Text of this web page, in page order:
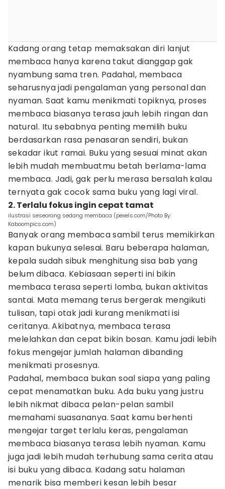
Kadang orang tetap memaksakan diri lanjut
membaca hanya karena takut dianggap gak
nyambung sama tren. Padahal, membaca
seharusnya jadi pengalaman yang personal dan
nyaman. Saat kamu menikmati topiknya, proses
membaca biasanya terasa jauh lebih ringan dan
natural. Itu sebabnya penting memilih buku
berdasarkan rasa penasaran sendiri, bukan
sekadar ikut ramai. Buku yang sesuai minat akan
lebih mudah membuatmu betah berlama-lama
membaca. Jadi, gak perlu merasa bersalah kalau
ternyata gak cocok sama buku yang lagi viral.
2. Terlalu fokus ingin cepat tamat
ilustrasi seseorang sedang membaca (pexels.com/Photo By:
Kaboompics.com)
Banyak orang membaca sambil terus memikirkan
kapan bukunya selesai. Baru beberapa halaman,
kepala sudah sibuk menghitung sisa bab yang
belum dibaca. Kebiasaan seperti ini bikin
membaca terasa seperti lomba, bukan aktivitas
santai. Mata memang terus bergerak mengikuti
tulisan, tapi otak jadi kurang menikmati isi
ceritanya. Akibatnya, membaca terasa
melelahkan dan cepat bikin bosan. Kamu jadi lebih
fokus mengejar jumlah halaman dibanding
menikmati prosesnya.
Padahal, membaca bukan soal siapa yang paling
cepat menamatkan buku. Ada buku yang justru
lebih nikmat dibaca pelan-pelan sambil
memahami suasananya. Saat kamu berhenti
mengejar target terlalu keras, pengalaman
membaca biasanya terasa lebih nyaman. Kamu
juga jadi lebih mudah terhubung sama cerita atau
isi buku yang dibaca. Kadang satu halaman
menarik bisa memberi kesan lebih besar